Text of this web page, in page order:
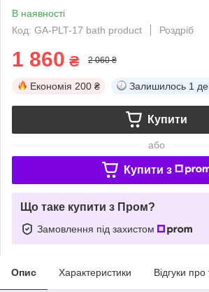
В наявності
Код: GA-PLT-17 bath product
Роздріб
1 860 ₴ 2 060 ₴
Економія 200 ₴ Залишилось 1
Купити
або
Купити з
Що таке купити з Пром?
Замовлення під захистом
Опис Характеристики Відгуки про